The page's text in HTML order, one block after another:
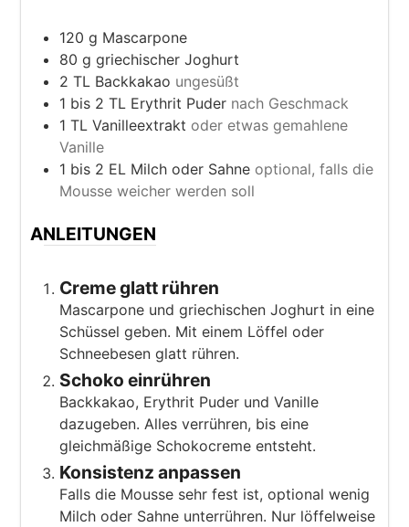
120 g Mascarpone
80 g griechischer Joghurt
2 TL Backkakao ungesüßt
1 bis 2TL Erythrit Puder nach Geschmack
1 TL Vanilleextrakt oder etwas gemahlene
Vanille
1 bis 2 EL Milch oder Sahne optional, falls die
Mousse weicher werden soll
ANLEITUNGEN
Creme glatt rühren
Mascarpone und griechischen Joghurt in eine
Schüssel geben. Mit einem Löffel oder
Schneebesen glatt rühren.
Schoko einrühren
Backkakao, Erythrit Puder und Vanille
dazugeben. Alles verrühren, bis eine
gleichmäßige Schokocreme entsteht.
Konsistenz anpassen
Falls die Mousse sehr fest ist, optional wenig
Milch oder Sahne unterrühren. Nur löffelweise